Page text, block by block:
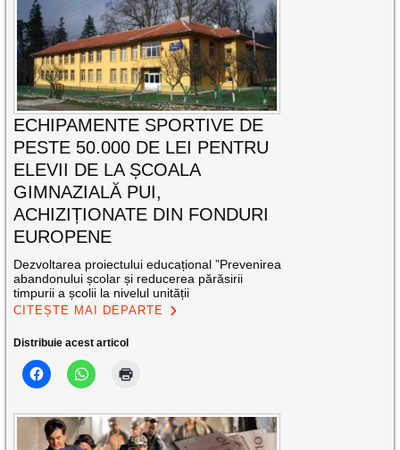
ECHIPAMENTE SPORTIVE DE
PESTE 50.000 DE LEI PENTRU
ELEVII DE LA ȘCOALA
GIMNAZIALĂ PUI,
ACHIZIȚIONATE DIN FONDURI
EUROPENE
Dezvoltarea proiectului educațional ”Prevenirea
abandonului școlar și reducerea părăsirii
timpurii a școlii la nivelul unității
CITEȘTE MAI DEPARTE
Distribuie acest articol